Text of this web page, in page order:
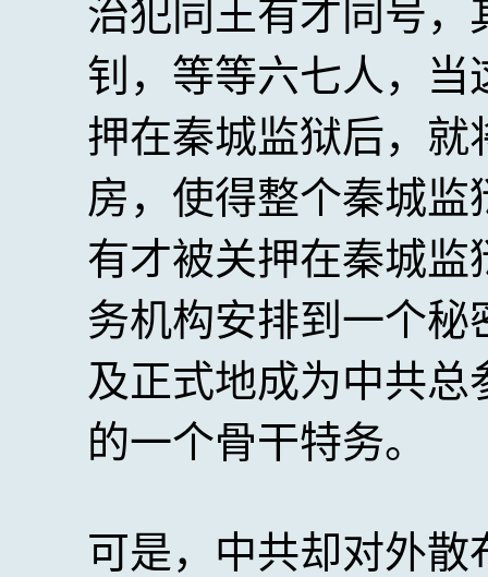
治犯同王有才同号
钊，等等六七人，
押在秦城监狱后，
房，使得整个秦城
有才被关押在秦城
务机构安排到一个
及正式地成为中共总
的一个骨干特务。
可是，中共却对外